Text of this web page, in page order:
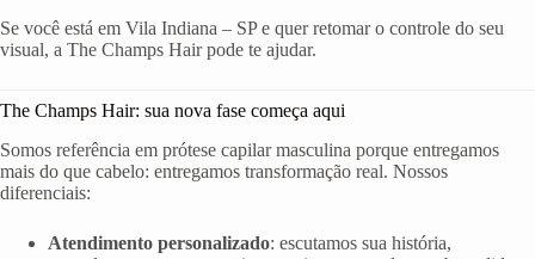
Se você está em Vila Indiana – SP e quer retomar o controle do seu
visual, a The Champs Hair pode te ajudar.
The Champs Hair: sua nova fase começa aqui
Somos referência em prótese capilar masculina porque entregamos
mais do que cabelo: entregamos transformação real. Nossos
diferenciais:
Atendimento personalizado: escutamos sua história,